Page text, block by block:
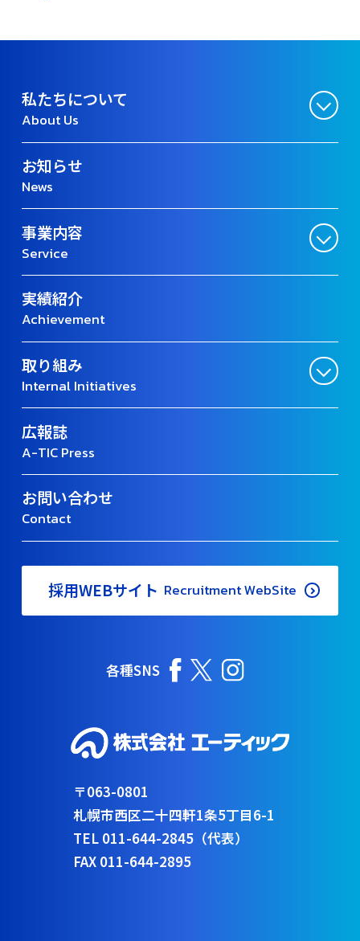
私たちについて
About Us
お知らせ
News
事業内容
Service
実績紹介
Achievement
取り組み
Internal Initiatives
広報誌
A-TIC Press
お問い合わせ
Contact
採用WEBサイト Recruitment WebSite
各種SNS
〒063-0801
札幌市西区二十四軒1条5丁目6-1
TEL 011-644-2845（代表）
FAX 011-644-2895